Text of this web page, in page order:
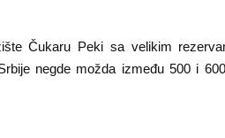
Čukaru Peki sa velikim
negde možda između 500 i